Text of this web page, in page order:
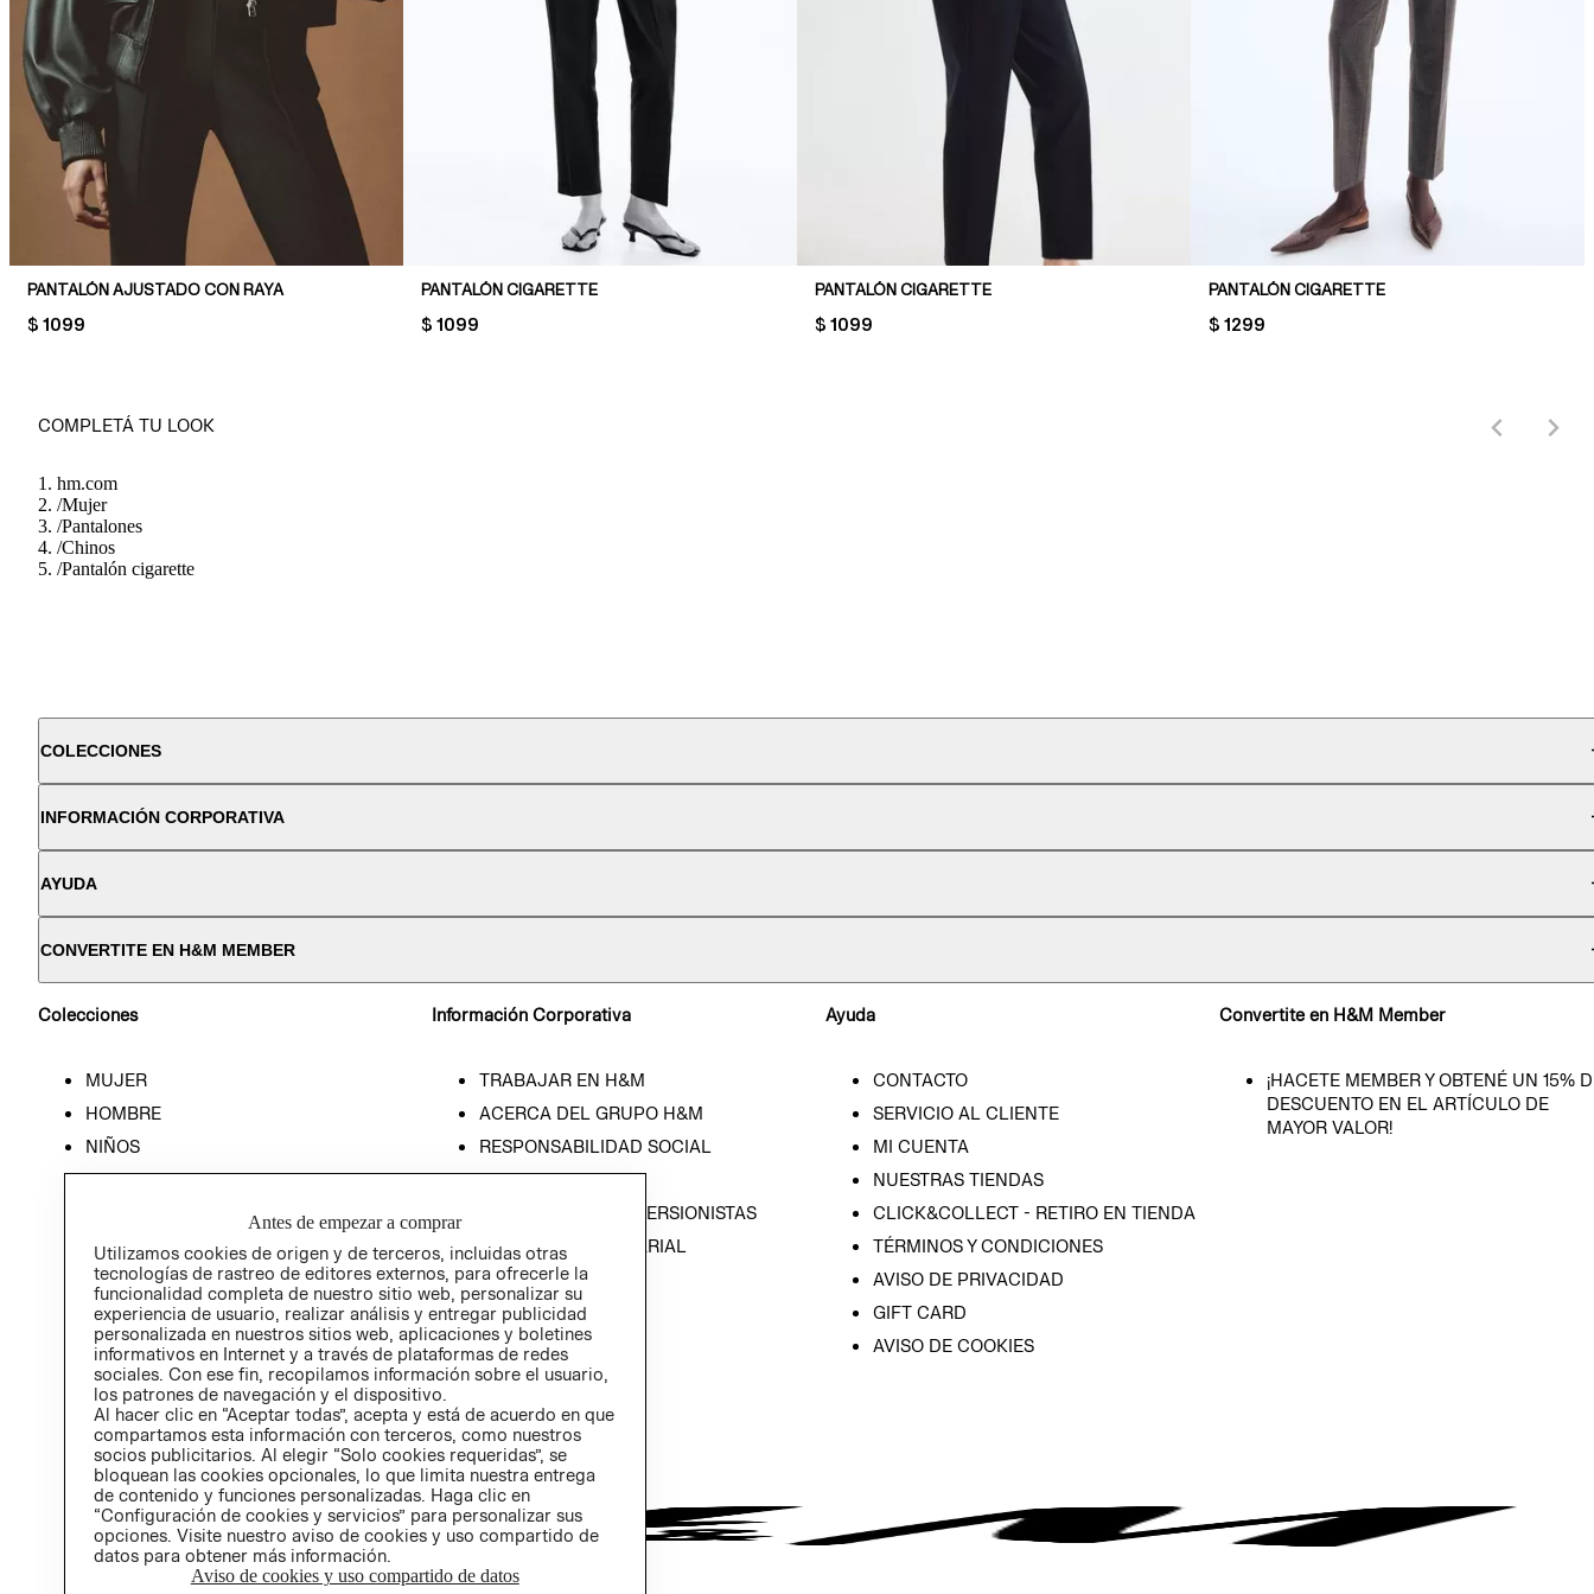
PANTALÓN AJUSTADO CON RAYA
PRICE:
$ 1099
PANTALÓN CIGARETTE
PRICE:
$ 1099
PANTALÓN CIGARETTE
PRICE:
$ 1099
PANTALÓN CIGARETTE
PRICE:
$ 1299
COMPLETÁ TU LOOK
hm.com
/Mujer
/Pantalones
/Chinos
/Pantalón cigarette
COLECCIONES
INFORMACIÓN CORPORATIVA
AYUDA
CONVERTITE EN H&M MEMBER
Colecciones
MUJER
HOMBRE
NIÑOS
HOME
Información Corporativa
TRABAJAR EN H&M
ACERCA DEL GRUPO H&M
RESPONSABILIDAD SOCIAL
PRENSA
RELACIÓN CON INVERSIONISTAS
POLÍTICA EMPRESARIAL
Ayuda
CONTACTO
SERVICIO AL CLIENTE
MI CUENTA
NUESTRAS TIENDAS
CLICK&COLLECT - RETIRO EN TIENDA
TÉRMINOS Y CONDICIONES
AVISO DE PRIVACIDAD
GIFT CARD
AVISO DE COOKIES
Convertite en H&M Member
¡HACETE MEMBER Y OBTENÉ UN 15%
DESCUENTO EN EL ARTÍCULO DE
MAYOR VALOR!
Antes de empezar a comprar
Utilizamos cookies de origen y de terceros, incluidas otras
tecnologías de rastreo de editores externos, para ofrecerle la
funcionalidad completa de nuestro sitio web, personalizar su
experiencia de usuario, realizar análisis y entregar publicidad
personalizada en nuestros sitios web, aplicaciones y boletines
informativos en Internet y a través de plataformas de redes
sociales. Con ese fin, recopilamos información sobre el usuario,
los patrones de navegación y el dispositivo.
Al hacer clic en “Aceptar todas”, acepta y está de acuerdo en que
compartamos esta información con terceros, como nuestros
socios publicitarios. Al elegir “Solo cookies requeridas”, se
bloquean las cookies opcionales, lo que limita nuestra entrega
de contenido y funciones personalizadas. Haga clic en
“Configuración de cookies y servicios” para personalizar sus
opciones. Visite nuestro aviso de cookies y uso compartido de
datos para obtener más información.
Aviso de cookies y uso compartido de datos